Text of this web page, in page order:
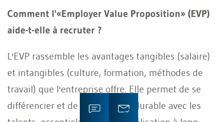
Comment l'«Employer Value Proposition» (EVP)
aide-t-elle à recruter ?
L'EVP rassemble les avantages tangibles (salaire)
et intangibles (culture, formation, méthodes de
travail) que l'entreprise offre. Elle permet de se
différencier et de créer un lien durable avec les